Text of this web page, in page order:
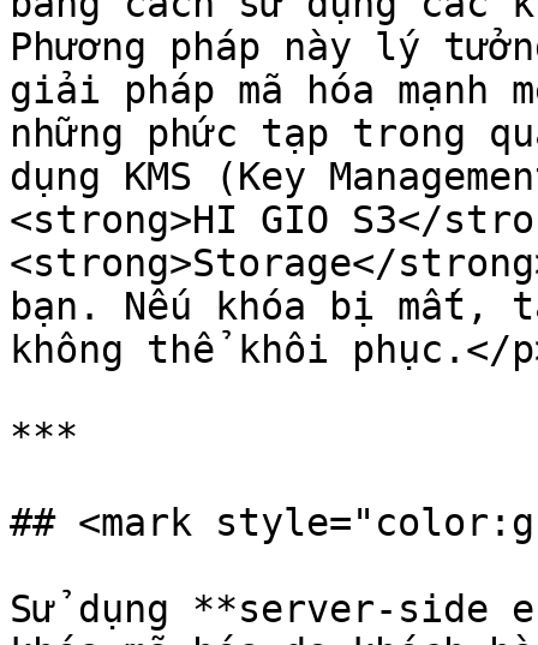
Phương pháp này lý
giải pháp mã hóa mạnh
những phức tạp trong
dụng KMS (Key
<strong>HI GIO S3</
<strong>Storage</
bạn. Nếu khóa bị
không thể khôi phục.</
***
## <mark
Sử dụng **server-side